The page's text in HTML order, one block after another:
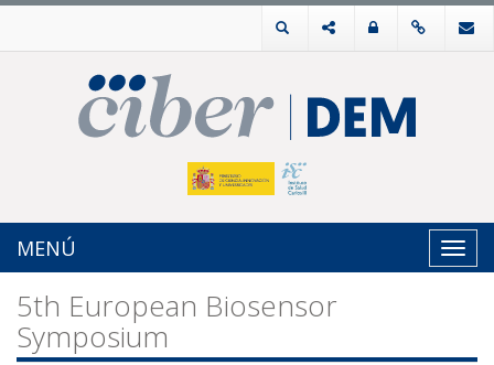
MENÚ
5th European Biosensor
Symposium